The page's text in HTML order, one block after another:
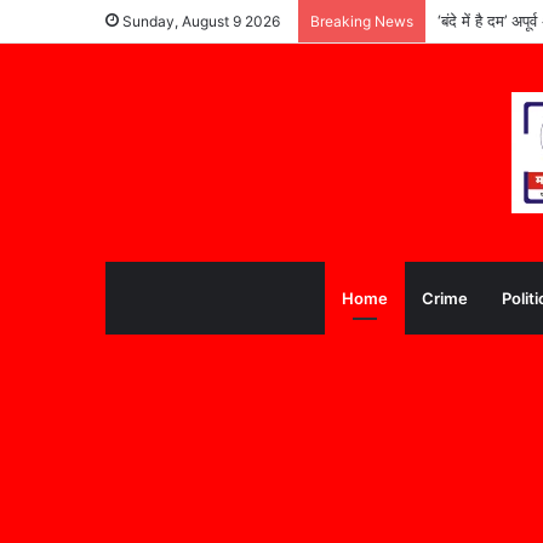
Sunday, August 9 2026 Breaking News ‘बंदे में है दम’
Home Crime